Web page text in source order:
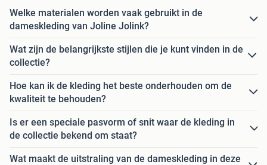
Welke materialen worden vaak gebruikt in de
dameskleding van Joline Jolink?
Wat zijn de belangrijkste stijlen die je kunt vinden in de
collectie?
Hoe kan ik de kleding het beste onderhouden om de
kwaliteit te behouden?
Is er een speciale pasvorm of snit waar de kleding in
de collectie bekend om staat?
Wat maakt de uitstraling van de dameskleding in deze